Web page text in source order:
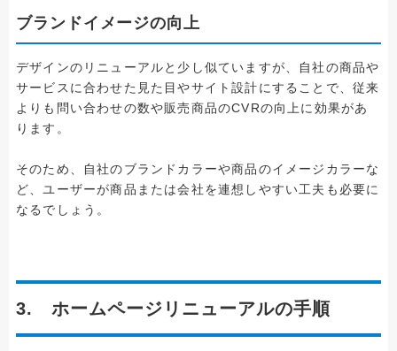
ブランドイメージの向上
デザインのリニューアルと少し似ていますが、自社の商品や
サービスに合わせた見た目やサイト設計にすることで、従来
よりも問い合わせの数や販売商品のCVRの向上に効果があ
ります。
そのため、自社のブランドカラーや商品のイメージカラーな
ど、ユーザーが商品または会社を連想しやすい工夫も必要に
なるでしょう。
3. ホームページリニューアルの手順